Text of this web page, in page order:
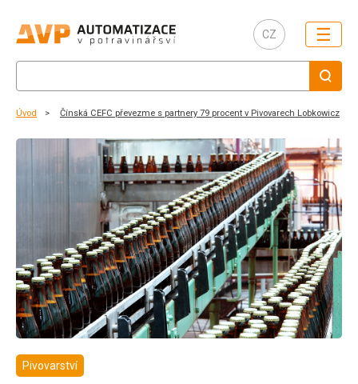
CZ ☰
Úvod Čínská CEFC převezme s partnery 79 procent v Pivovarech Lobkowicz
Pivovarství